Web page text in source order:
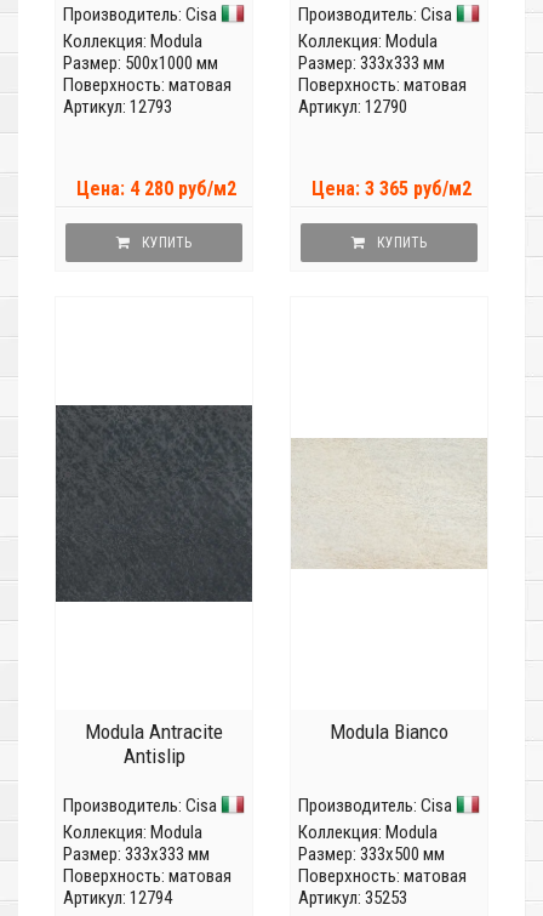
Производитель: Cisa
Коллекция: Modula
Размер: 500x1000 мм
Поверхность: матовая
Артикул: 12793
Цена: 4 280 руб/м2
КУПИТЬ
Производитель: Cisa
Коллекция: Modula
Размер: 333x333 мм
Поверхность: матовая
Артикул: 12790
Цена: 3 365 руб/м2
КУПИТЬ
Modula Antracite
Antislip
Производитель: Cisa
Коллекция: Modula
Размер: 333x333 мм
Поверхность: матовая
Артикул: 12794
Modula Bianco
Производитель: Cisa
Коллекция: Modula
Размер: 333x500 мм
Поверхность: матовая
Артикул: 35253